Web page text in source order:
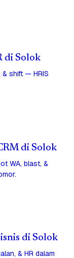
di Solok
& shift — HRIS
di Solok
WA, blast, &
di Solok
& HR dalam